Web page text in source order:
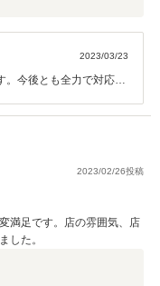
2023/03/23
今後とも全力で対応し
2023/02/26投稿
満足です。店の雰囲気、店
した。